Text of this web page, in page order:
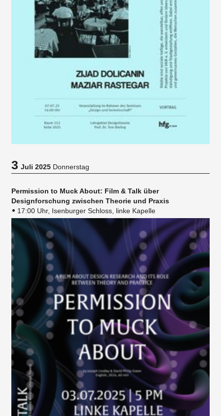
3Juli 2025 Donnerstag
Permission to Muck About: Film & Talk über
Designforschung zwischen Theorie und Praxis
17:00 Uhr, Isenburger Schloss, linke Kapelle